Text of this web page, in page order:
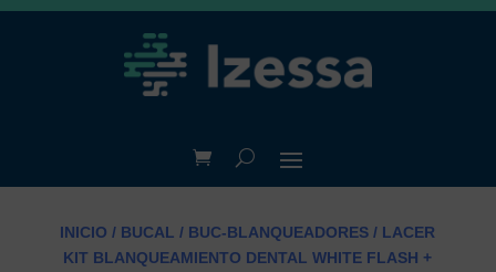
INICIO / BUCAL / BUC-BLANQUEADORES / LACER
KIT BLANQUEAMIENTO DENTAL WHITE FLASH +